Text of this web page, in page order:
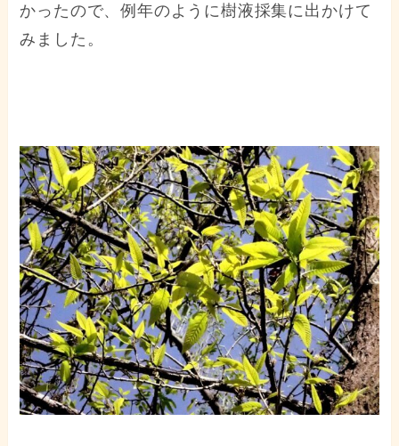
かったので、例年のように樹液採集に出かけて
みました。